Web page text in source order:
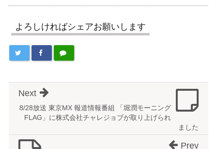
よろしければシェアお願いします
8/28放送 東京MX 報道情報番組 「堀潤モーニング
FLAG」に株式会社チャレジョブが取り上げられ
ました
Next
Prev